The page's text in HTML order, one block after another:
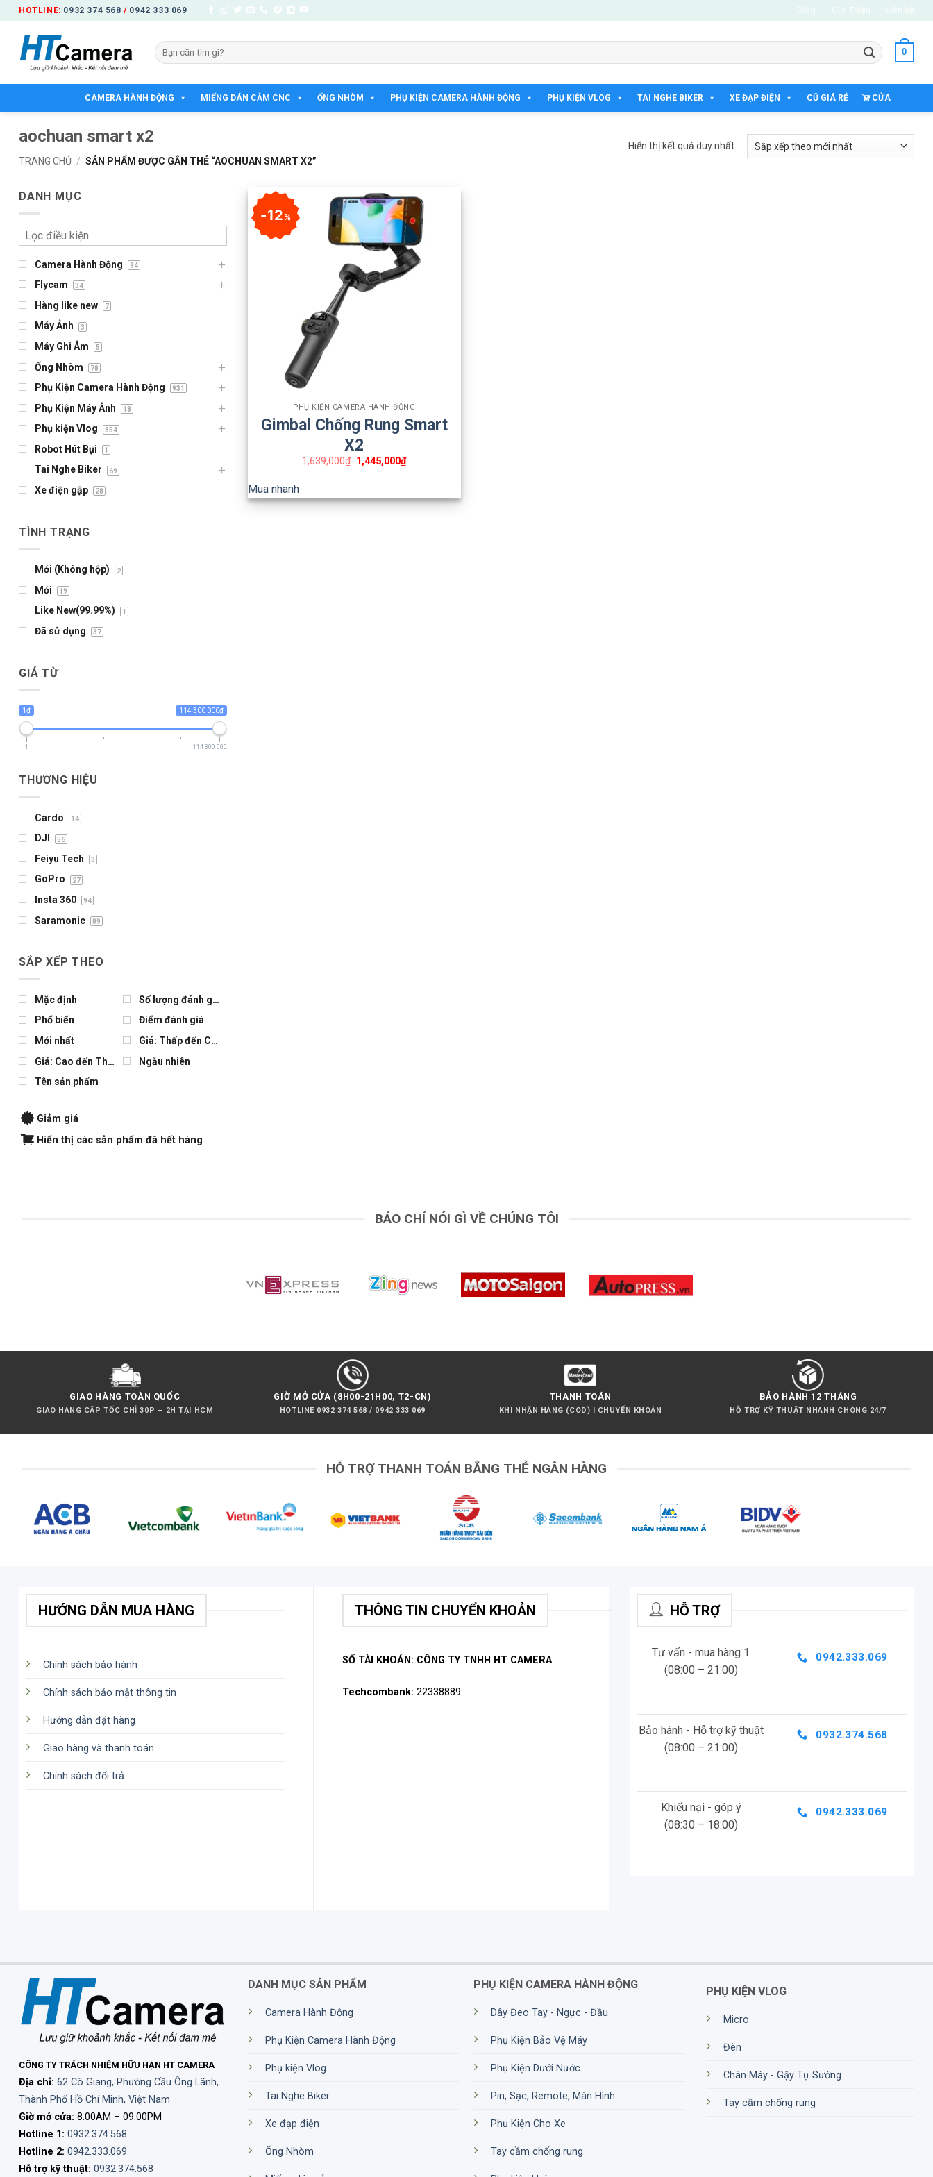
qua
dung
HOTLINE: 0932 374 568 / 0942 333 069
Tìm
kiếm:
0
CAMERA HÀNH ĐỘNG MIẾNG DÁN CẰM CNC ỐNG NHÒM PHỤ KIỆN CAMERA HÀNH ĐỘNG PHỤ KIỆN VLOG TAI NGHE BIKER XE ĐẠP ĐIỆN CŨ GIÁ RẺ CỬA
aochuan smart x2
TRANG CHỦ / SẢN PHẨM ĐƯỢC GẮN THẺ “AOCHUAN SMART X2”
Hiển thị kết quả duy nhất
DANH MỤC
Camera Hành Động 94
Flycam 34
Hàng like new 7
Máy Ảnh 3
Máy Ghi Âm 5
Ống Nhòm 78
Phụ Kiện Camera Hành Động 931
Phụ Kiện Máy Ảnh 18
Phụ kiện Vlog 854
Robot Hút Bụi 1
Tai Nghe Biker 69
Xe điện gập 28
TÌNH TRẠNG
Mới (Không hộp) 2
Mới 19
Like New(99.99%) 1
Đã sử dụng 37
GIÁ TỪ
1₫ 114 300 000₫
1 114 300 000
THƯƠNG HIỆU
Cardo 14
DJI 56
Feiyu Tech 3
GoPro 27
Insta 360 94
Saramonic 89
SẮP XẾP THEO
Mặc định
Số lượng đánh giá
Phổ biến
Điểm đánh giá
Mới nhất
Giá: Thấp đến Cao
Giá: Cao đến Thấp
Ngẫu nhiên
Tên sản phẩm
Giảm giá
Hiển thị các sản phẩm đã hết hàng
12%
PHỤ KIỆN CAMERA HÀNH ĐỘNG
Gimbal Chống Rung Smart
X2
1,639,000₫ 1,445,000₫
Mua nhanh
BÁO CHÍ NÓI GÌ VỀ CHÚNG TÔI
GIAO HÀNG TOÀN QUỐC
GIAO HÀNG CẤP TỐC CHỈ 30P – 2H TẠI HCM
GIỜ MỞ CỬA (8H00-21H00, T2-CN)
HOTLINE 0932 374 568 / 0942 333 069
THANH TOÁN
KHI NHẬN HÀNG (COD) | CHUYỂN KHOẢN
BẢO HÀNH 12 THÁNG
HỖ TRỢ KỸ THUẬT NHANH CHÓNG 24/7
HỖ TRỢ THANH TOÁN BẰNG THẺ NGÂN HÀNG
HƯỚNG DẪN MUA HÀNG
Chính sách bảo hành
Chính sách bảo mật thông tin
Hướng dẫn đặt hàng
Giao hàng và thanh toán
Chính sách đổi trả
THÔNG TIN CHUYỂN KHOẢN
SỐ TÀI KHOẢN: CÔNG TY TNHH HT CAMERA
Techcombank: 22338889
HỖ TRỢ
Tư vấn - mua hàng 1
(08:00 – 21:00)
0942.333.069
Bảo hành - Hỗ trợ kỹ thuật
(08:00 – 21:00)
0932.374.568
Khiếu nại - góp ý
(08:30 – 18:00)
0942.333.069
CÔNG TY TRÁCH NHIỆM HỮU HẠN HT CAMERA
Địa chỉ: 62 Cô Giang, Phường Cầu Ông Lãnh,
Thành Phố Hồ Chí Minh, Việt Nam
Giờ mở cửa: 8.00AM – 09.00PM
Hotline 1: 0932.374.568
Hotline 2: 0942.333.069
Hỗ trợ kỹ thuật: 0932.374.568
DANH MỤC SẢN PHẨM
Camera Hành Động
Phụ Kiện Camera Hành Động
Phụ kiện Vlog
Tai Nghe Biker
Xe đạp điện
Ống Nhòm
PHỤ KIỆN CAMERA HÀNH ĐỘNG
Dây Đeo Tay - Ngực - Đầu
Phụ Kiện Bảo Vệ Máy
Phụ Kiện Dưới Nước
Pin, Sạc, Remote, Màn Hình
Phụ Kiện Cho Xe
Tay cầm chống rung
PHỤ KIỆN VLOG
Micro
Đèn
Chân Máy - Gậy Tự Sướng
Tay cầm chống rung